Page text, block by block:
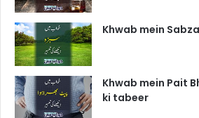
Khwab mein
Khwab mein Pait
ki tabeer